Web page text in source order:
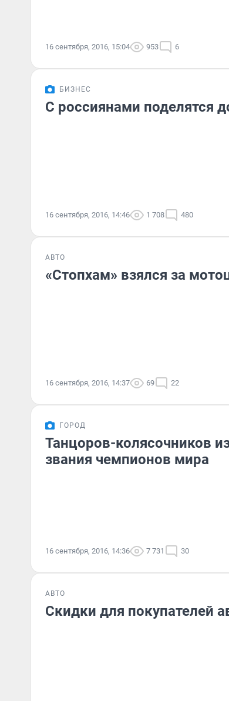
16 сентября, 2016, 15:04 953 6
БИЗНЕС
С россиянами поделятся
16 сентября, 2016, 14:46 1 708 480
АВТО
«Стопхам» взялся за
16 сентября, 2016, 14:37 69 22
ГОРОД
Танцоров-колясочников
звания чемпионов мира
16 сентября, 2016, 14:36 7 731 30
АВТО
Скидки для покупателей